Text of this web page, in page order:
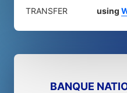
TRANSFER
using
BANQUE